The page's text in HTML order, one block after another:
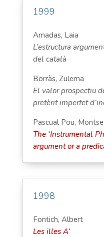
1999
Amadas, Laia
L’estructura
del català
Borràs, Zulema
El valor prospectiu
pretèrit imperfet
Pascual Pou, Montse
The ‘Instrumental
argument or a
1998
Fontich, Albert
Les illes A’